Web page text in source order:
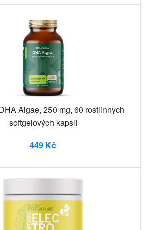
Algae, 250 mg, 60 rostlinných
softgelových kapslí
449 Kč